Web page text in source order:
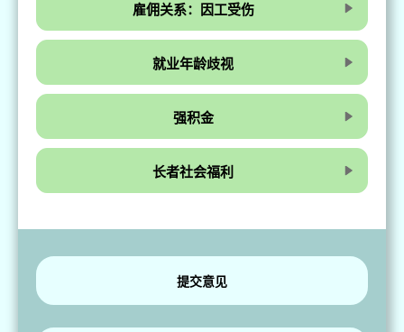
雇佣关系：因工受伤
就业年龄歧视
强积金
长者社会福利
提交意见